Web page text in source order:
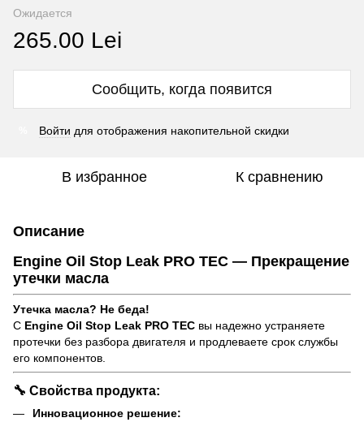
Ожидается
265.00 Lei
Сообщить, когда появится
Войти для отображения накопительной скидки
В избранное К сравнению
Описание
Engine Oil Stop Leak PRO TEC — Прекращение
утечки масла
Утечка масла? Не беда!
С Engine Oil Stop Leak PRO TEC вы надежно устраняете
протечки без разбора двигателя и продлеваете срок службы
его компонентов.
🔧 Свойства продукта:
Инновационное решение: